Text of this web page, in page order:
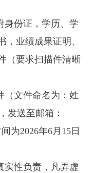
身份证，学历、学
业绩成果证明、
（要求扫描件清晰
（文件命名为：姓
发送至邮箱：
为2026年6月 15日
实性负责，凡弄虚